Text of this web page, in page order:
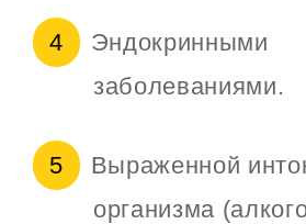
Эндокринными
заболеваниями.
Выраженной
организма